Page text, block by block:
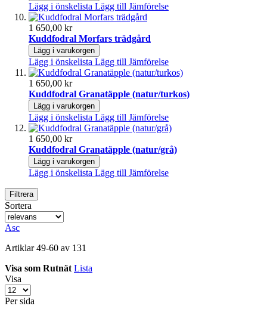
Lägg i önskelista Lägg till Jämförelse
1 650,00 kr
Kuddfodral Morfars trädgård
Lägg i varukorgen
Lägg i önskelista Lägg till Jämförelse
1 650,00 kr
Kuddfodral Granatäpple (natur/turkos)
Lägg i varukorgen
Lägg i önskelista Lägg till Jämförelse
1 650,00 kr
Kuddfodral Granatäpple (natur/grå)
Lägg i varukorgen
Lägg i önskelista Lägg till Jämförelse
Filtrera
Sortera
Asc
Artiklar49-60 av 131
Visa som Rutnät Lista
Visa
Per sida